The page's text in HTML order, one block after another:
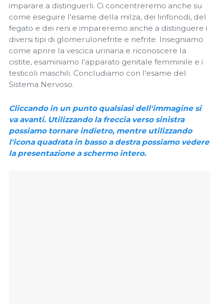
imparare a distinguerli. Ci concentreremo anche su
come eseguire l'esame della milza, dei linfonodi, del
fegato e dei reni e impareremo anche a distinguere i
diversi tipi di glomerulonefrite e nefrite. Insegniamo
come aprire la vescica urinaria e riconoscere la
cistite, esaminiamo l'apparato genitale femminile e i
testicoli maschili. Concludiamo con l'esame del
Sistema Nervoso.
Cliccando in un punto qualsiasi dell'immagine si
va avanti. Utilizzando la freccia verso sinistra
possiamo tornare indietro, mentre utilizzando
l'icona quadrata in basso a destra possiamo vedere
la presentazione a schermo intero.